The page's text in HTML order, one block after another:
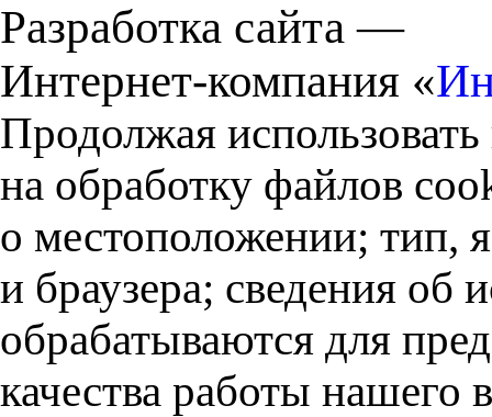
Разработка сайта —
Интернет-компания «
Продолжая
на обработку файлов
о местоположении; тип,
и браузера; сведения об
обрабатываются для
качества работы нашего